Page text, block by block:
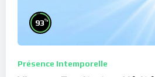
93%
Présence Intemporelle